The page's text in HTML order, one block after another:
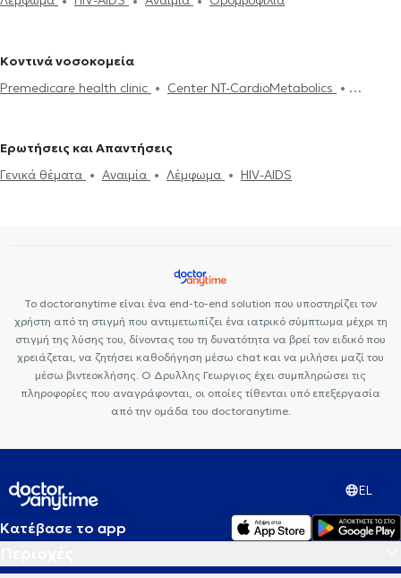
Κοντινά νοσοκομεία
Premedicare health clinic
Center NT-CardioMetabolics
Ερωτήσεις και Απαντήσεις
Γενικά θέματα
Αναιμία Λέμφωμα HIV-AIDS
Το doctoranytime είναι ένα end-to-end solution που υποστηρίζει τον
χρήστη από τη στιγμή που αντιμετωπίζει ένα ιατρικό σύμπτωμα μέχρι τη
στιγμή της λύσης του, δίνοντας του τη δυνατότητα να βρεί τον ειδικό που
χρειάζεται, να ζητήσει καθοδήγηση μέσω chat και να μιλήσει μαζί του
μέσω βιντεοκλήσης. Ο Δρυλλης Γεωργιος έχει συμπληρώσει τις
πληροφορίες που αναγράφονται, οι οποίες τίθενται υπό επεξεργασία
από την ομάδα του doctoranytime.
EL
Κατέβασε το app